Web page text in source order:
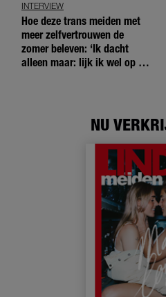
INTERVIEW
Hoe deze trans meiden met
meer zelfvertrouwen de
zomer beleven: ‘Ik dacht
alleen maar: lijk ik wel op de
NU